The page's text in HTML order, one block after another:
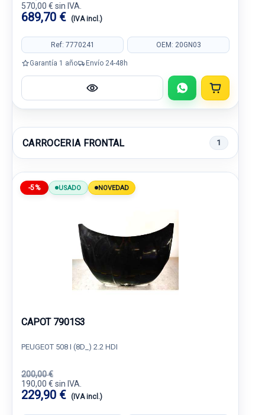
570,00 € sin IVA.
689,70 € (IVA incl.)
Ref: 7770241 OEM: 20GN03
Garantía 1 año Envío 24-48h
CARROCERIA FRONTAL 1
-5% USADO NOVEDAD
CAPOT 7901S3
PEUGEOT 508 I (8D_) 2.2 HDI
200,00 €
190,00 € sin IVA.
229,90 € (IVA incl.)